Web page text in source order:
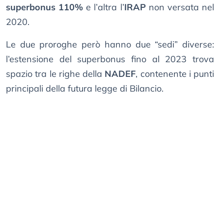
superbonus 110% e l’altra l’IRAPnon versata nel
2020.
Le due proroghe però hanno due “sedi” diverse:
l’estensione del superbonus fino al 2023 trova
spazio tra le righe della NADEF, contenente i punti
principali della futura legge di Bilancio.